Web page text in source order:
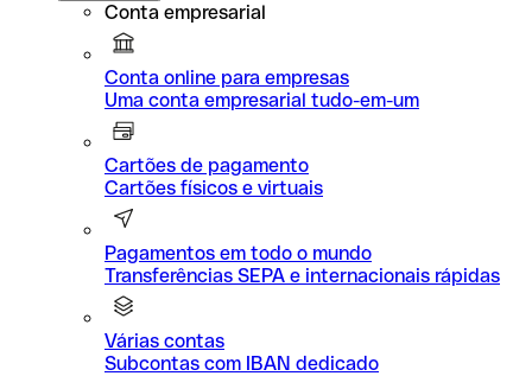
Conta empresarial
Conta online para empresas
Uma conta empresarial tudo-em-um
Cartões de pagamento
Cartões físicos e virtuais
Pagamentos em todo o mundo
Transferências SEPA e internacionais rápidas
Várias contas
Subcontas com IBAN dedicado